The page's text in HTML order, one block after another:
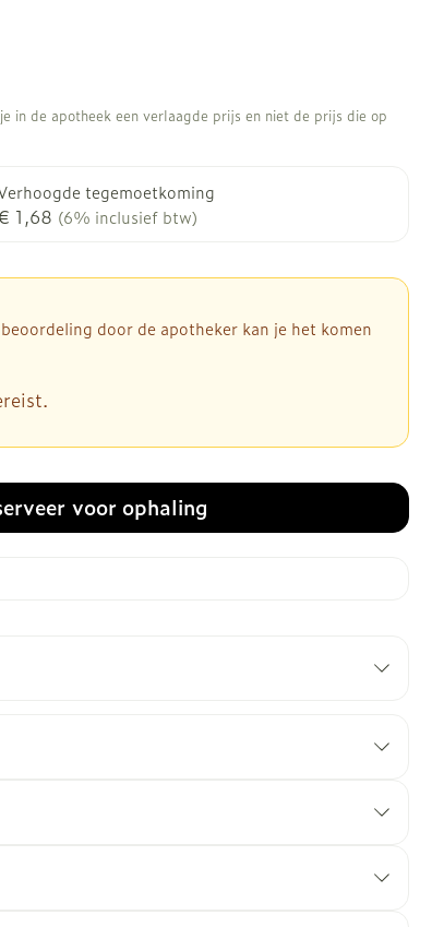
in de apotheek een verlaagde prijs en niet de prijs die op
tegemoetkoming
1,68 (6% inclusief btw)
door de apotheker kan je het komen
voor ophaling